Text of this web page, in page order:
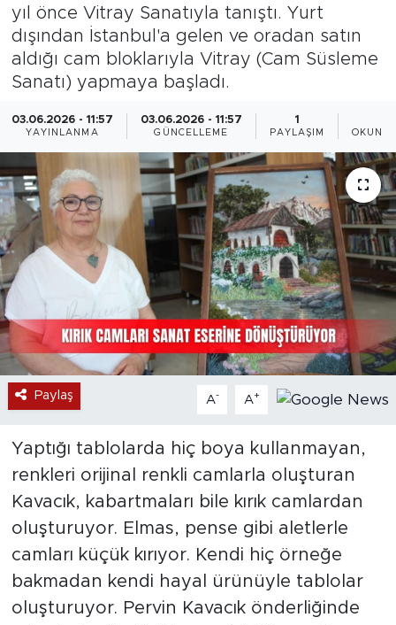
yıl önce Vitray Sanatıyla tanıştı. Yurt
dışından İstanbul'a gelen ve oradan satın
aldığı cam bloklarıyla Vitray (Cam Süsleme
Sanatı) yapmaya başladı.
03.06.2026 - 11:57
YAYINLANMA
03.06.2026 - 11:57
GÜNCELLEME
1
PAYLAŞIM
Paylaş A- A+
Yaptığı tablolarda hiç boya kullanmayan,
renkleri orijinal renkli camlarla oluşturan
Kavacık, kabartmaları bile kırık camlardan
oluşturuyor. Elmas, pense gibi aletlerle
camları küçük kırıyor. Kendi hiç örneğe
bakmadan kendi hayal ürünüyle tablolar
oluşturuyor. Pervin Kavacık önderliğinde